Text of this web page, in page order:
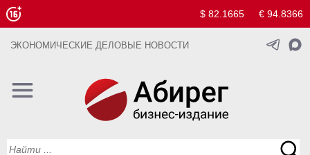
$ 82.1665 € 94.8366
ЭКОНОМИЧЕСКИЕ ДЕЛОВЫЕ НОВОСТИ